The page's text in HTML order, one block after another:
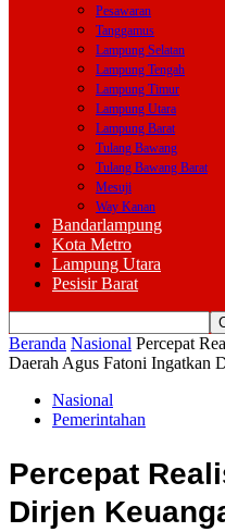
Pesawaran
Tanggamus
Lampung Selatan
Lampung Tengah
Lampung Timur
Lampung Utara
Lampung Barat
Tulang Bawang
Tulang Bawang Barat
Mesuji
Way Kanan
Bandarlampung
Kota Metro
Lampung Utara
Pesisir Barat
Beranda Nasional Percepat
Daerah Agus Fatoni Ingatkan
Nasional
Pemerintahan
Percepat
Dirjen